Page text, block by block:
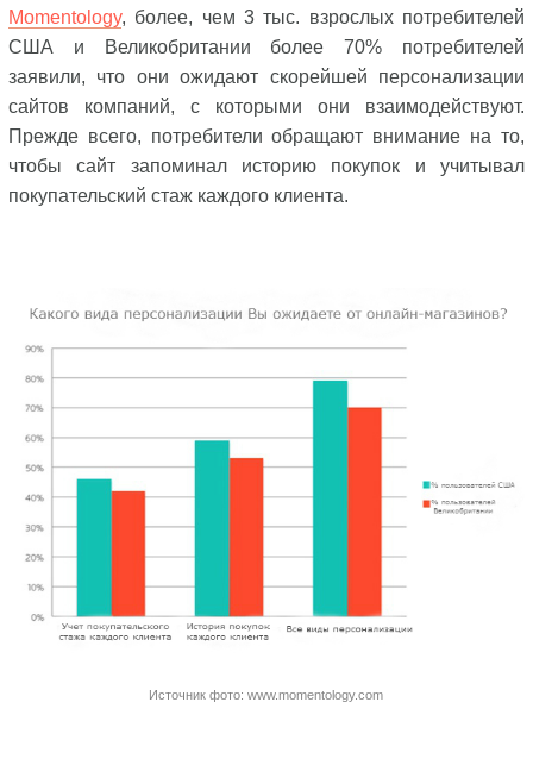
Momentology, более, чем 3 тыс. взрослых потребителей
США и Великобритании более 70% потребителей
заявили, что они ожидают скорейшей персонализации
сайтов компаний, с которыми они взаимодействуют.
Прежде всего, потребители обращают внимание на то,
чтобы сайт запоминал историю покупок и учитывал
покупательский стаж каждого клиента.
Источник фото: www.momentology.com